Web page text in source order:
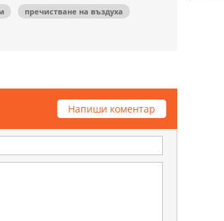
пречистване на въздуха
Напиши коментар